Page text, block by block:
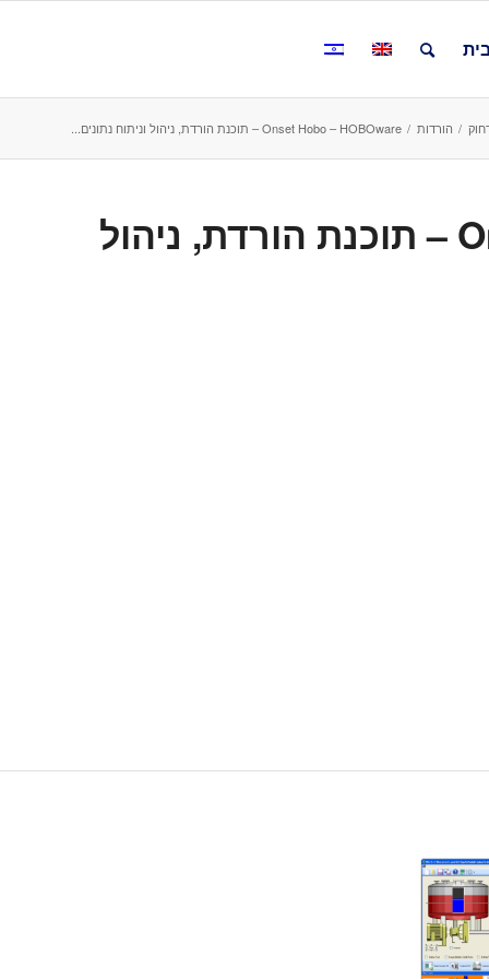
/ הורדות / Onset Hobo – HOBOware – תוכנת הורדת, ניהול וניתוח נתונים...
Onset Hobo – HOBOware – תוכנת הורדת, ניהול